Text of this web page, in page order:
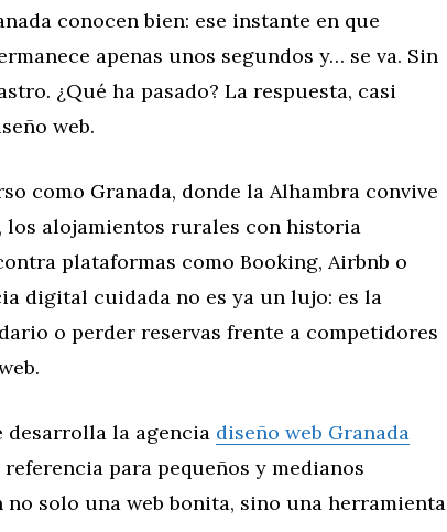
conocen bien: ese instante en que
apenas unos segundos y… se va. Sin
¿Qué ha pasado? La respuesta, casi
web.
como Granada, donde la Alhambra convive
alojamientos rurales con historia
plataformas como Booking, Airbnb o
digital cuidada no es ya un lujo: es la
o perder reservas frente a competidores
desarrolla la agencia diseño web Granada
para pequeños y medianos
solo una web bonita, sino una herramienta